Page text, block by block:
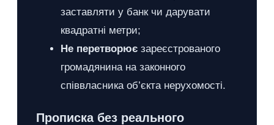
заставляти у банк чи дарувати
квадратні метри;
Не перетворює зареєстрованого
громадянина на законного
співвласника об’єкта нерухомості.
Прописка без реального